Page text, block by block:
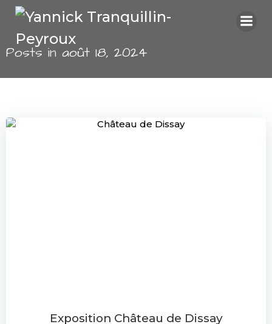
au
Posts in août 18, 2024
Exposition Château de Dissay